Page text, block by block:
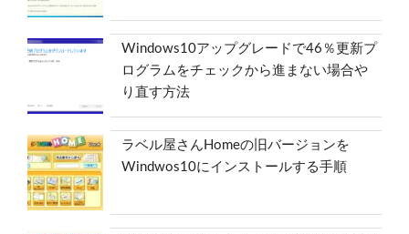
Windows10アップグレードで46％更新プ
ログラムをチェックから進まない場合や
り直す方法
ラベル屋さんHomeの旧バージョンを
Windwos10にインストールする手順